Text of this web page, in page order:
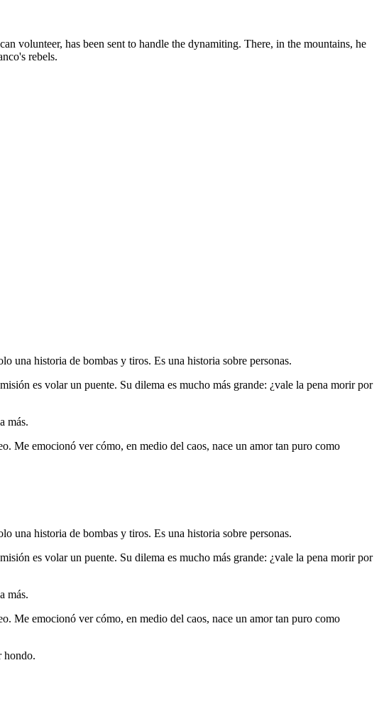
volunteer, has been sent to handle the dynamiting. There, in the mountains, he
rebels.
una historia de bombas y tiros. Es una historia sobre personas.
es volar un puente. Su dilema es mucho más grande: ¿vale la pena morir por
más.
Me emocionó ver cómo, en medio del caos, nace un amor tan puro como
una historia de bombas y tiros. Es una historia sobre personas.
es volar un puente. Su dilema es mucho más grande: ¿vale la pena morir por
más.
Me emocionó ver cómo, en medio del caos, nace un amor tan puro como
hondo.